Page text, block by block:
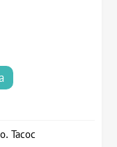
Тасос